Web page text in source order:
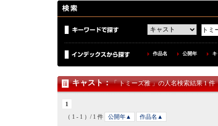
作品名 公開年
キャスト：「 トミーズ雅 」の人名検索結果 1 件
1
（ 1 - 1 ）/ 1 件 公開年▲ 作品名▲